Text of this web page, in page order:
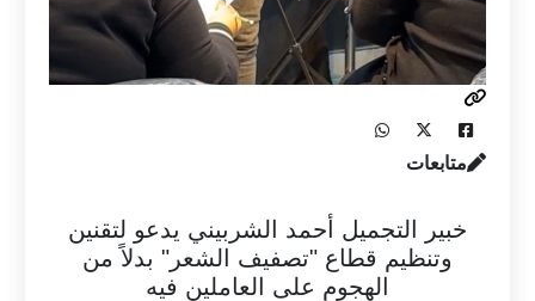
متابعات
خبير التجميل أحمد الشربيني يدعو لتقنين
وتنظيم قطاع "تصفيف الشعر" بدلاً من
الهجوم على العاملين فيه